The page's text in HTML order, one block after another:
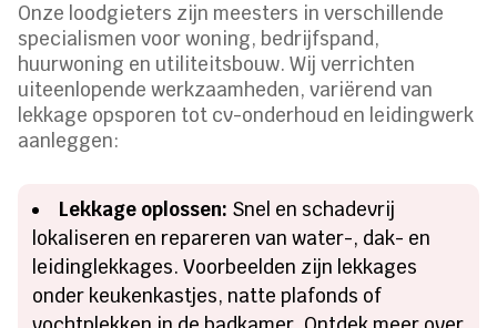
Onze loodgieters zijn meesters in verschillende
specialismen voor woning, bedrijfspand,
huurwoning en utiliteitsbouw. Wij verrichten
uiteenlopende werkzaamheden, variërend van
lekkage opsporen tot cv-onderhoud en leidingwerk
aanleggen:
Lekkage oplossen: Snel en schadevrij
lokaliseren en repareren van water-, dak- en
leidinglekkages. Voorbeelden zijn lekkages
onder keukenkastjes, natte plafonds of